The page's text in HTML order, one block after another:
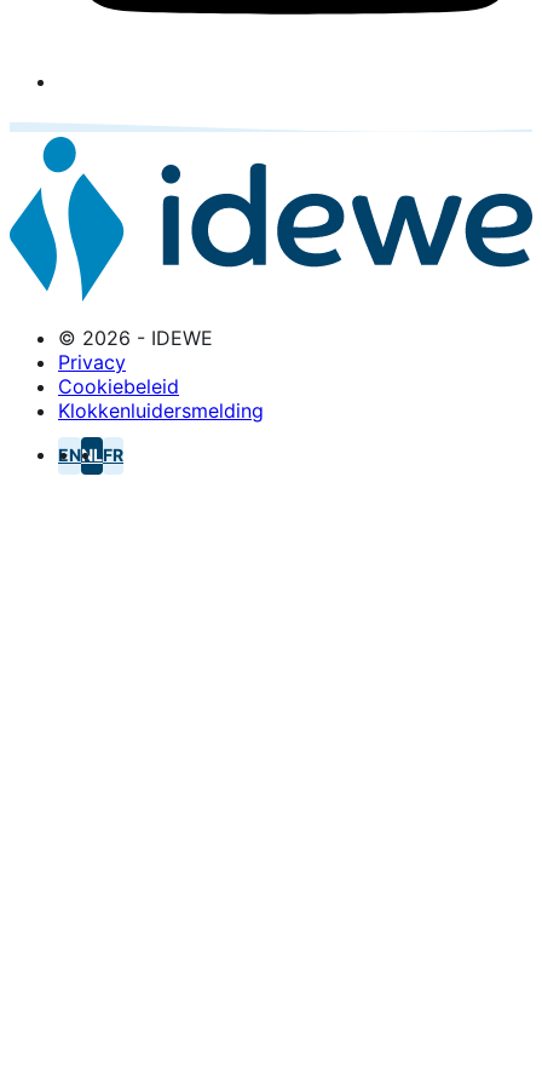
© 2026 - IDEWE
Privacy
Cookiebeleid
Klokkenluidersmelding
ENNLFR